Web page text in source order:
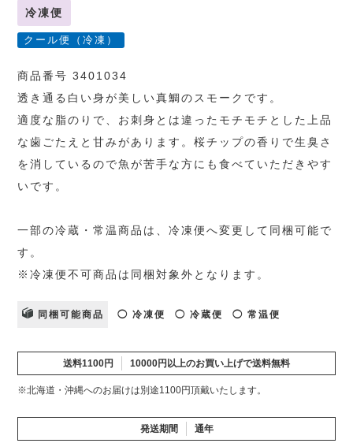
冷凍便
クール便（冷凍）
商品番号 3401034
透き通る白い身が美しい真鯛のスモークです。
適度な脂のりで、お刺身とは違ったモチモチとした上品
な歯ごたえと甘みがあります。桜チップの香りで生臭さ
を消しているので魚が苦手な方にも食べていただきやす
いです。
一部の冷蔵・常温商品は、冷凍便へ変更して同梱可能で
す。
※冷凍便不可商品は同梱対象外となります。
同梱可能商品 ◯ 冷凍便 ◯ 冷蔵便 ◯ 常温便
送料1100円 10000円以上のお買い上げで送料無料
※北海道・沖縄へのお届けは別途1100円頂戴いたします。
発送期間 通年